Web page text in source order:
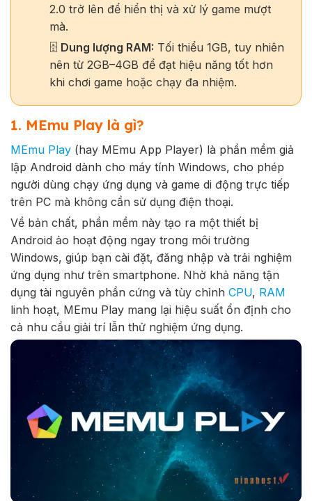
2.0 trở lên để hiển thị và xử lý game mượt
mà.
🗄️ Dung lượng RAM: Tối thiểu 1GB, tuy nhiên
nên từ 2GB–4GB để đạt hiệu năng tốt hơn
khi chơi game hoặc chạy đa nhiệm.
1. MEmu Play là gì?
MEmu Play (hay MEmu App Player) là phần mềm giả
lập Android dành cho máy tính Windows, cho phép
người dùng chạy ứng dụng và game di động trực tiếp
trên PC mà không cần sử dụng điện thoại.
Về bản chất, phần mềm này tạo ra một thiết bị
Android ảo hoạt động ngay trong môi trường
Windows, giúp bạn cài đặt, đăng nhập và trải nghiệm
ứng dụng như trên smartphone. Nhờ khả năng tận
dụng tài nguyên phần cứng và tùy chỉnh CPU, RAM
linh hoạt, MEmu Play mang lại hiệu suất ổn định cho
cả nhu cầu giải trí lẫn thử nghiệm ứng dụng.